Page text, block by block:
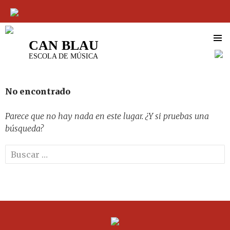
CAN BLAU
ESCOLA DE MÚSICA
No encontrado
Parece que no hay nada en este lugar. ¿Y si pruebas una
búsqueda?
Buscar: